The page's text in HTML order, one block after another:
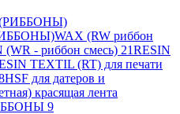
WAX (RW риббон
- риббон смесь) 21RESIN
TEXTIL (RT) для печати
HSF для датеров и
красящая лента
9